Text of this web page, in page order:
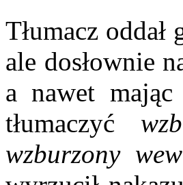
Tłumacz
ale dosłownie
a nawet
tłumaczyć
wzburzony